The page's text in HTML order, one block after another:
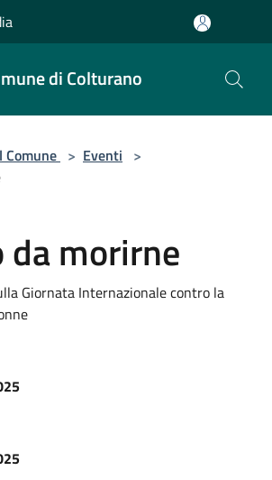
di Colturano
Comune > Eventi >
da morirne
Giornata Internazionale contro la